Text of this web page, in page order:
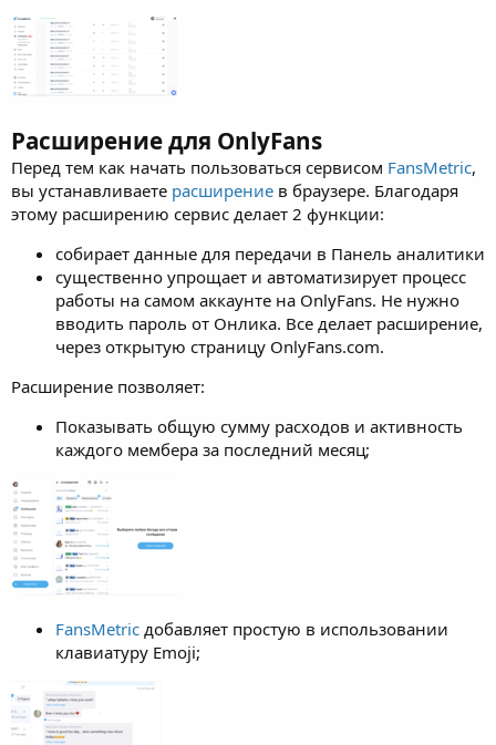
Расширение для OnlyFans
Перед тем как начать пользоваться сервисом FansMetric,
вы устанавливаете расширение в браузере. Благодаря
этому расширению сервис делает 2 функции:
собирает данные для передачи в Панель аналитики
существенно упрощает и автоматизирует процесс
работы на самом аккаунте на OnlyFans. Не нужно
вводить пароль от Онлика. Все делает расширение,
через открытую страницу OnlyFans.com.
Расширение позволяет:
Показывать общую сумму расходов и активность
каждого мембера за последний месяц;
FansMetric добавляет простую в использовании
клавиатуру Emoji;